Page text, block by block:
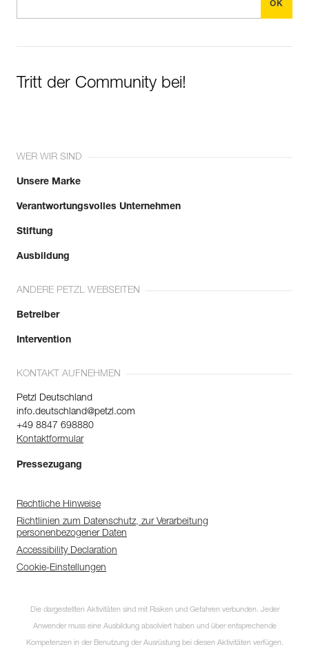
Tritt der Community bei!
WER WIR SIND
Unsere Marke
Verantwortungsvolles Unternehmen
Stiftung
Ausbildung
ANDERE PETZL WEBSEITEN
Betreiber
Intervention
KONTAKT AUFNEHMEN
Petzl Deutschland
info.deutschland@petzl.com
+49 8847 698880
Kontaktformular
Pressezugang
Rechtliche Hinweise
Richtlinien zum Datenschutz, zur Verarbeitung
personenbezogener Daten
Accessibility Declaration
Cookie-Einstellungen
Die dargestellten Aktivitäten sind mit Risiken und Gefahren verbunden. Jeder
Anwender muss eine Ausbildung absolviert haben und über entsprechende
Kompetenzen in der Benutzung der Ausrüstung bei diesen Aktivitäten verfügen.